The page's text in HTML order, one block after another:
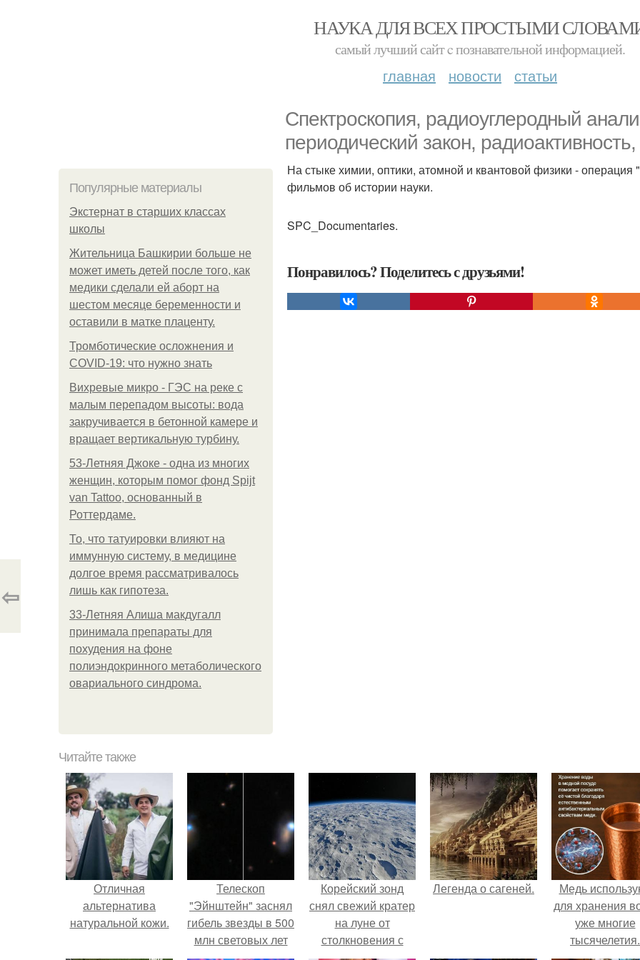
НАУКА ДЛЯ ВСЕХ ПРОСТЫМИ
самый лучший сайт c познавательной информацией.
главная новости статьи
Cпектроскопия, радиоуглеродный
периодический закон,
Популярные материалы
Экстернат в старших классах
школы
Жительница Башкирии больше не
может иметь детей после того, как
медики сделали ей аборт на
шестом месяце беременности и
оставили в матке плаценту.
Тромботические осложнения и
COVID-19: что нужно знать
Вихревые микро - ГЭС на реке с
малым перепадом высоты: вода
закручивается в бетонной камере и
вращает вертикальную турбину.
53-Летняя Джоке - одна из многих
женщин, которым помог фонд Spijt
van Tattoo, основанный в
Роттердаме.
То, что татуировки влияют на
иммунную систему, в медицине
долгое время рассматривалось
лишь как гипотеза.
33-Летняя Алиша макдугалл
принимала препараты для
похудения на фоне
полиэндокринного метаболического
овариального синдрома.
На стыке химии, оптики, атомной и квантовой физики -
фильмов об истории науки.
SPC_Documentaries.
Понравилось? Поделитесь с друзьями!
⇦
Читайте также
Отличная
альтернатива
натуральной кожи.
Телескоп
"Эйнштейн" заснял
гибель звезды в 500
млн световых лет
Корейский зонд
снял свежий кратер
на луне от
столкновения с
Легенда о сагеней.
Медь
для хранения
уже многие
тысячелетия.